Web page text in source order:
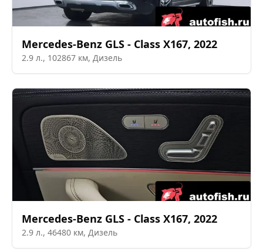
Mercedes-Benz GLS - Class X167, 2022
2.9 л., 102867 км, Дизель
Mercedes-Benz GLS - Class X167, 2022
2.9 л., 46480 км, Дизель